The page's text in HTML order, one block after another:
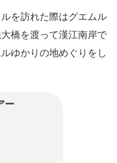
を訪れた際はグエムル
橋を渡って漢江南岸で
ゆかりの地めぐりをし
ー